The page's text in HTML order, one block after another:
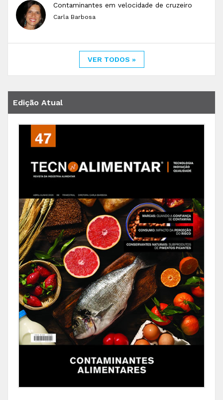
Contaminantes em velocidade de cruzeiro
Carla Barbosa
VER TODOS »
Edição Atual